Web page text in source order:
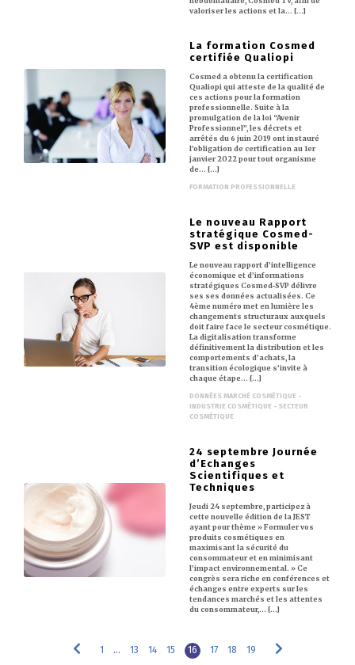
valoriser les actions et la… [...]
La formation Cosmed
certifiée Qualiopi
Cosmed a obtenu la certification
Qualiopi qui atteste de la qualité de
ces actions pour la formation
professionnelle. Suite à la
promulgation de la loi “Avenir
Professionnel”, les décrets et
arrêtés du 6 juin 2019 ont instauré
l’obligation de certification au 1er
janvier 2022 pour tout organisme
de… [...]
FORMATION PROFESSIONNELLE
Le nouveau Rapport
stratégique Cosmed-
SVP est disponible
Le nouveau rapport d’intelligence
économique et d’informations
stratégiques Cosmed-SVP délivre
ses ses données actualisées. Ce
4ème numéro met en lumière les
changements structuraux auxquels
doit faire face le secteur cosmétique.
La digitalisation transforme
définitivement la distribution et les
comportements d’achats, la
transition écologique s’invite à
chaque étape… [...]
DONNÉES MARCHÉ COSMÉTIQUE -
INDUSTRIE COSMÉTIQUE - SECTEUR
COSMÉTIQUE
24 septembre Journée
d’Echanges
Scientifiques et
Techniques
Jeudi 24 septembre, participez à
cette nouvelle édition de la JEST
ayant pour thème » Formuler vos
produits cosmétiques en
maximisant la sécurité du
consommateur et en minimisant
l’impact environnemental. » Ce
congrès sera riche en conférences et
échanges entre experts sur les
tendances marchés et les attentes
du consommateur,… [...]
1 … 13 14 15 16 17 18 19